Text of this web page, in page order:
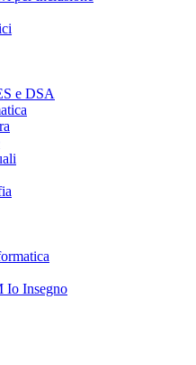
e DSA
Io Insegno